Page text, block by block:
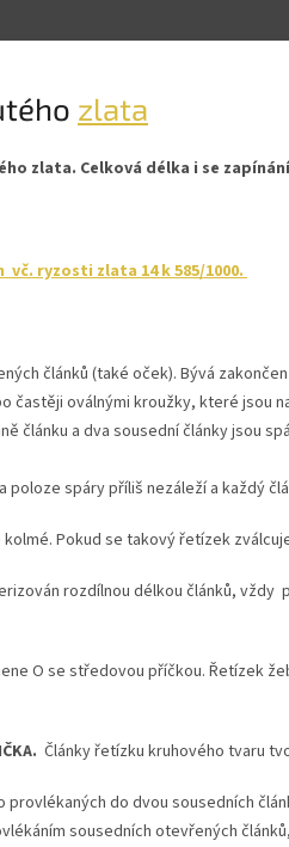
zlata
zlata. Celková délka i se
ryzosti zlata 14 k 585/1000.
článků (také oček). Bývá
častěji oválnými kroužky, které jsou
článku a dva sousední články jsou
spáry příliš nezáleží a každý
Pokud se takový řetízek
rozdílnou délkou článků, vždy
O se středovou příčkou. Řetízek
Články řetízku kruhového tvaru
do dvou sousedních
sousedních otevřených